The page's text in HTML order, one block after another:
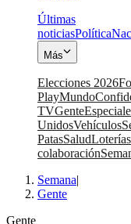
Últimas
noticiasPolítica
Más
Elecciones 2026
PlayMundo
TVGente
UnidosVehículos
PatasSaludLoterías
colaboración
Semana|
Gente
Gente